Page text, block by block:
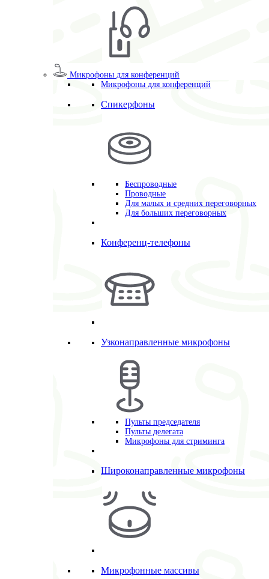
Микрофоны для конференций
Микрофоны для конференций
Спикерфоны
Беспроводные
Проводные
Для малых и средних переговорных
Для больших переговорных
Конференц-телефоны
Узконаправленные микрофоны
Пульты председателя
Пульты делегата
Микрофоны для стриминга
Широконаправленные микрофоны
Микрофонные массивы